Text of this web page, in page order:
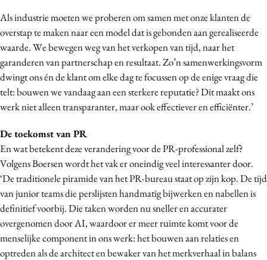
Als industrie moeten we proberen om samen met onze klanten de
overstap te maken naar een model dat is gebonden aan gerealiseerde
waarde. We bewegen weg van het verkopen van tijd, naar het
garanderen van partnerschap en resultaat. Zo’n samenwerkingsvorm
dwingt ons én de klant om elke dag te focussen op de enige vraag die
telt: bouwen we vandaag aan een sterkere reputatie? Dit maakt ons
werk niet alleen transparanter, maar ook effectiever en efficiënter.’
De toekomst van PR
En wat betekent deze verandering voor de PR-professional zelf?
Volgens Boersen wordt het vak er oneindig veel interessanter door.
‘De traditionele piramide van het PR-bureau staat op zijn kop. De tijd
van junior teams die perslijsten handmatig bijwerken en nabellen is
definitief voorbij. Die taken worden nu sneller en accurater
overgenomen door AI, waardoor er meer ruimte komt voor de
menselijke component in ons werk: het bouwen aan relaties en
optreden als de architect en bewaker van het merkverhaal in balans